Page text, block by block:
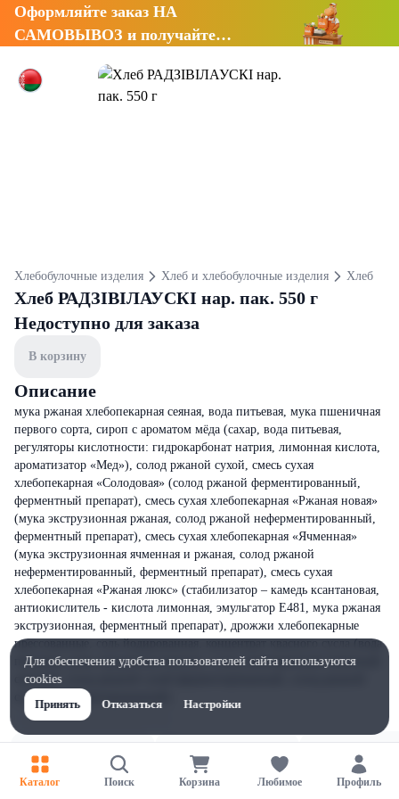
Оформляйте заказ НА
САМОВЫВОЗ и получайте
Хлебобулочные изделия Хлеб и хлебобулочные изделия Хлеб
Хлеб РАДЗIВIЛАУСКI нар. пак. 550 г
Недоступно для заказа
В корзину
Описание
мука ржаная хлебопекарная сеяная, вода питьевая, мука пшеничная
первого сорта, сироп с ароматом мёда (сахар, вода питьевая,
регуляторы кислотности: гидрокарбонат натрия, лимонная кислота,
ароматизатор «Мед»), солод ржаной сухой, смесь сухая
хлебопекарная «Солодовая» (солод ржаной ферментированный,
ферментный препарат), смесь сухая хлебопекарная «Ржаная новая»
(мука экструзионная ржаная, солод ржаной неферментированный,
ферментный препарат), смесь сухая хлебопекарная «Ячменная»
(мука экструзионная ячменная и ржаная, солод ржаной
неферментированный, ферментный препарат), смесь сухая
хлебопекарная «Ржаная люкс» (стабилизатор – камедь ксантановая,
антиокислитель - кислота лимонная, эмульгатор Е481, мука ржаная
экструзионная, ферментный препарат), дрожжи хлебопекарные
прессованные, соль йодированная, концентрат квасного сусла (вода
питьевая, рожь продовольственная, солод пивоваренный ячменный
светлый, солод ржаной сухой ферментированный, солод ржаной
сухой неферментированный).
Каталог Поиск Корзина Любимое Профиль
Для обеспечения удобства пользователей сайта используются
cookies
Принять
Отказаться Настройки